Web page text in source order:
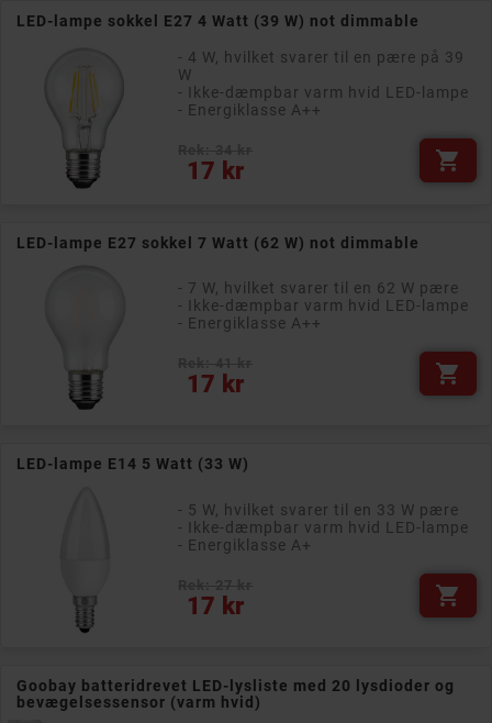
LED-lampe sokkel E27 4 Watt (39 W) not dimmable
- 4 W, hvilket svarer til en pære på 39
W
- Ikke-dæmpbar varm hvid LED-lampe
- Energiklasse A++
17 kr
Pris 
LED-lampe E27 sokkel 7 Watt (62 W) not dimmable
- 7 W, hvilket svarer til en 62 W pære
- Ikke-dæmpbar varm hvid LED-lampe
- Energiklasse A++
17 kr
Pris 
LED-lampe E14 5 Watt (33 W)
- 5 W, hvilket svarer til en 33 W pære
- Ikke-dæmpbar varm hvid LED-lampe
- Energiklasse A+
17 kr
Pris 
Goobay batteridrevet LED-lysliste med 20 lysdioder og
bevægelsessensor (varm hvid)